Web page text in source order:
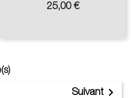
Prix
25,00 €
Suivant